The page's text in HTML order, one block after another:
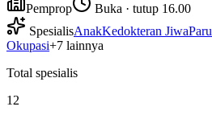
Pemprop
Buka · tutup 16.00
SpesialisAnakKedokteran JiwaParu
Okupasi+7 lainnya
Total spesialis
12